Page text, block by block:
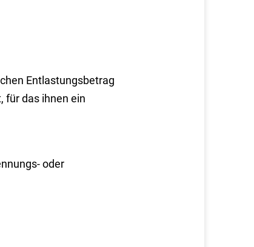
Entlastungsbetrag
für das ihnen ein
oder